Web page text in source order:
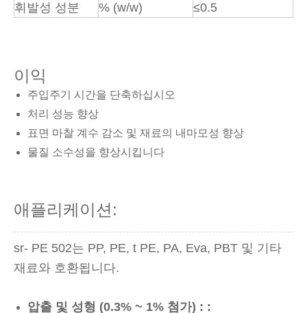
휘발성 성분
% (w/w) ≤0.5
이익
주입주기 시간을 단축하십시오
처리 성능 향상
표면 마찰 계수 감소 및 재료의 내마모성 향상
물질 소수성을 향상시킵니다
애플리케이션:
sr- PE 502는 PP, PE, t PE, PA, Eva, PBT 및 기타
재료와 호환됩니다.
압출 및 성형 (0.3% ~ 1% 첨가) : :